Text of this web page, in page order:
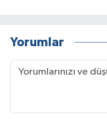
Yorumlar